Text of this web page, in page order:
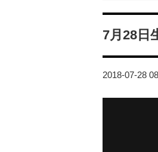
7月28日
2018-07-28